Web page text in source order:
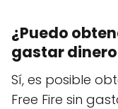
¿Puedo
gastar
Sí, es posible
Free Fire sin